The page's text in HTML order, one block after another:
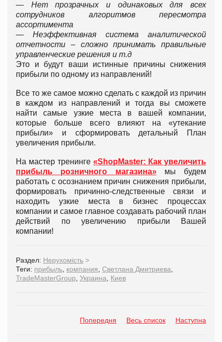
— Нет прозрачных и одинаковых для всех
сотрудников алгоритмов пересмотра
ассортимента
— Неэффективная система аналитической
отчетности – сложно принимать правильные
управленческие решения и т.д
Это и будут ваши истинные причины снижения
прибыли по одному из направлений!
Все то же самое можно сделать с каждой из причин
в каждом из направлений и тогда вы сможете
найти самые узкие места в вашей компании,
которые больше всего влияют на «утекание
прибыли» и сформировать детальный План
увеличения прибыли.
На мастер тренинге «ShopMaster: Как увеличить
прибыль розничного магазина»мы будем
работать с осознанием причин снижения прибыли,
формировать причинно-следственные связи и
находить узкие места в бизнес процессах
компании и самое главное создавать рабочий план
действий по увеличению прибыли Вашей
компании!
Раздел: Нерухомість >
Теги: прибыль, компания, Светлана Дмитриева,
TradeMasterGroup, Украина, Киев
Попередня Весь список Наступна